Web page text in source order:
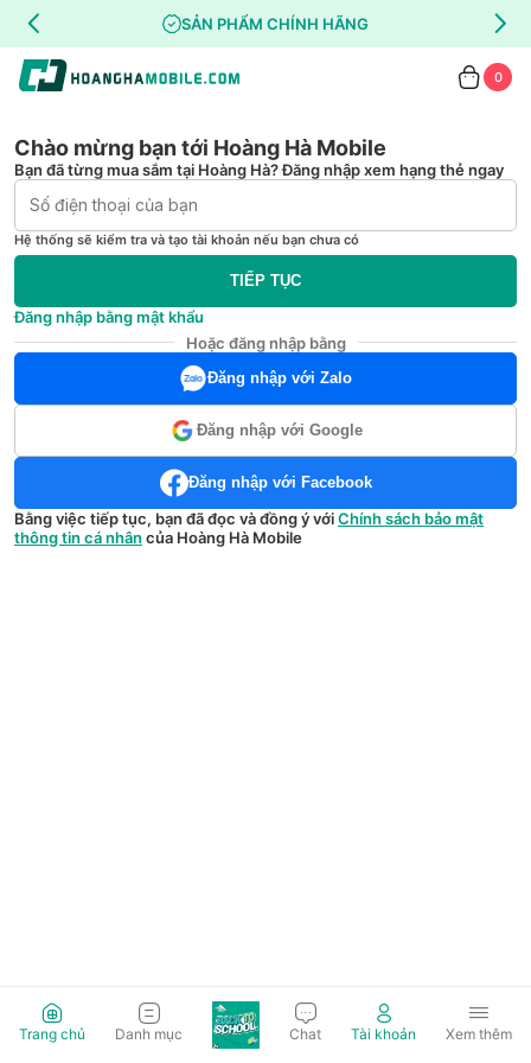
SẢN PHẨM CHÍNH HÃNG
0
Chào mừng bạn tới Hoàng Hà Mobile
Bạn đã từng mua sắm tại Hoàng Hà? Đăng nhập xem hạng thẻ ngay
Hệ thống sẽ kiểm tra và tạo tài khoản nếu bạn chưa có
TIẾP TỤC
Đăng nhập bằng mật khẩu
Hoặc đăng nhập bằng
Đăng nhập với Zalo
Đăng nhập với Google
Đăng nhập với Facebook
Bằng việc tiếp tục, bạn đã đọc và đồng ý vớiChính sách bảo mật
thông tin cá nhân của Hoàng Hà Mobile
Trang chủ Danh mục Chat Tài khoản Xem thêm